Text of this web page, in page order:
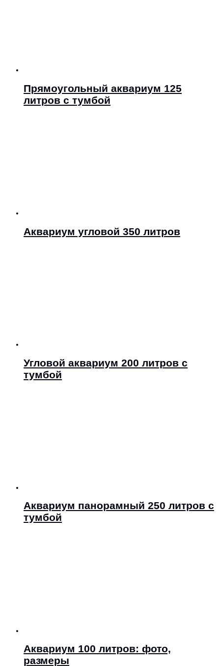
Прямоугольный аквариум 125
литров с тумбой
Аквариум угловой 350 литров
Угловой аквариум 200 литров с
тумбой
Аквариум панорамный 250 литров с
тумбой
Аквариум 100 литров: фото,
размеры